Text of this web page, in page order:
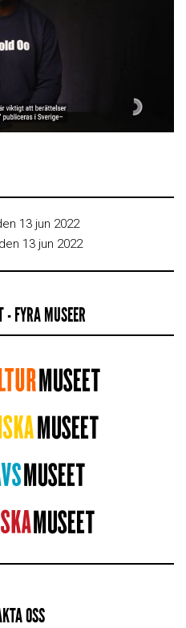
13 jun 2022
13 jun 2022
- FYRA MUSEER
OSS